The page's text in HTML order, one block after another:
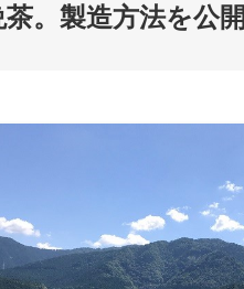
。製造方法を公開